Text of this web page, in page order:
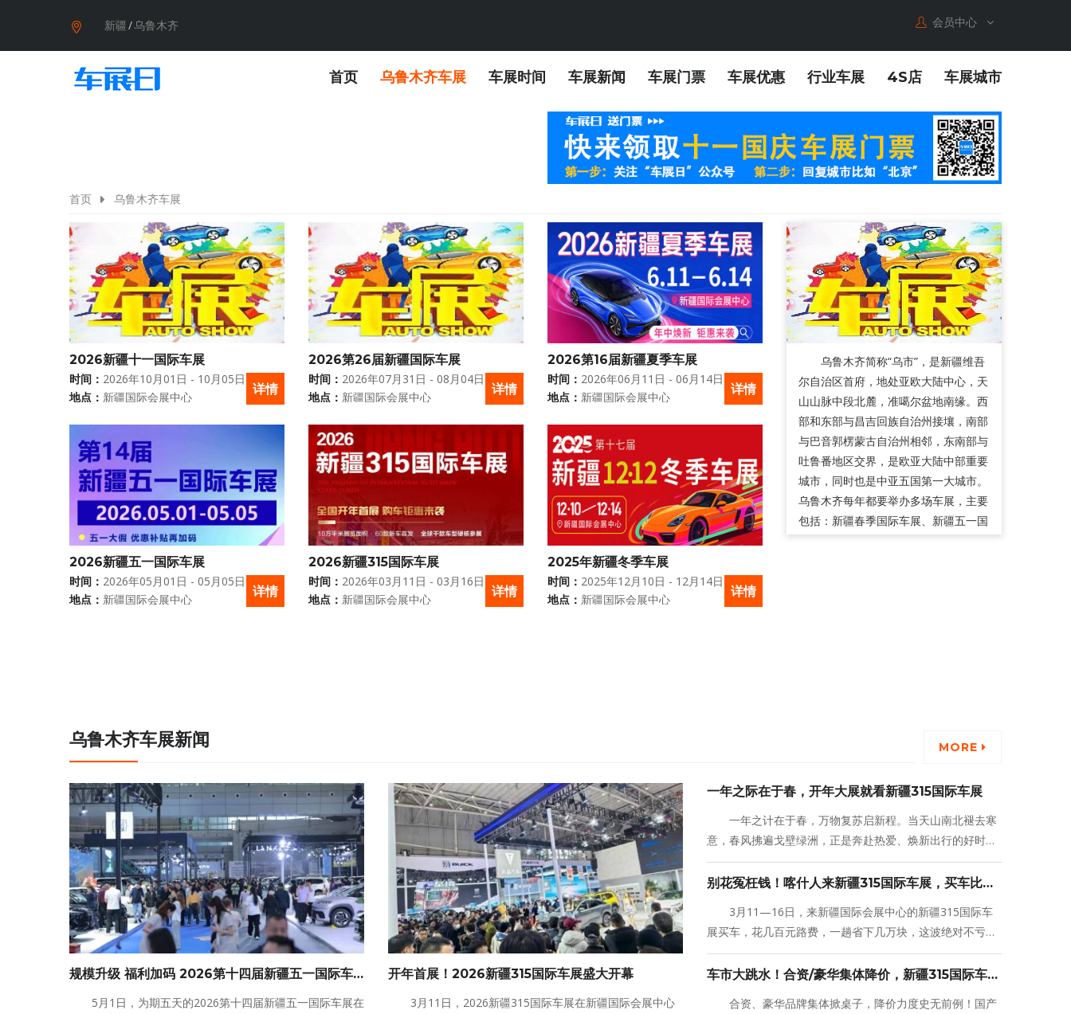
新疆/乌鲁木齐 会员中心
首页 乌鲁木齐车展 车展时间 车展新闻 车展门票 车展优惠 行业车展 4S店 车展城市
首页 乌鲁木齐车展
2026新疆十一国际车展
时间： 2026年10月01日 - 10月05日
地点： 新疆国际会展中心 详情
2026第26届新疆国际车展
时间： 2026年07月31日 - 08月04日
地点： 新疆国际会展中心 详情
2026第16届新疆夏季车展
时间： 2026年06月11日 - 06月14日
地点： 新疆国际会展中心 详情
2026新疆五一国际车展
时间： 2026年05月01日 - 05月05日
地点： 新疆国际会展中心 详情
2026新疆315国际车展
时间： 2026年03月11日 - 03月16日
地点： 新疆国际会展中心 详情
2025年新疆冬季车展
时间： 2025年12月10日 - 12月14日
地点： 新疆国际会展中心 详情
乌鲁木齐简称“乌市”，是新疆维吾
尔自治区首府，地处亚欧大陆中心，天
山山脉中段北麓，准噶尔盆地南缘。西
部和东部与昌吉回族自治州接壤，南部
与巴音郭楞蒙古自治州相邻，东南部与
吐鲁番地区交界，是欧亚大陆中部重要
城市，同时也是中亚五国第一大城市。
乌鲁木齐每年都要举办多场车展，主要
包括：新疆春季国际车展、新疆五一国
际汽车工业博览会、亚欧国际车展、新
乌鲁木齐车展新闻 MORE
规模升级 福利加码 2026第十四届新疆五一国际车
5月1日，为期五天的2026第十四届新疆五一国际车展在
开年首展！2026新疆315国际车展盛大开幕
3月11日，2026新疆315国际车展在新疆国际会展中心
一年之际在于春，开年大展就看新疆315国际车展
一年之计在于春，万物复苏启新程。当天山南北褪去寒
意，春风拂遍戈壁绿洲，正是奔赴热爱、焕新出行的好时
节。3月11日—16日，2026新疆315国际车展将在新疆国际
会展中心盛大启幕。
别花冤枉钱！喀什人来新疆315国际车展，买车比本
3月11—16日，来新疆国际会展中心的新疆315国际车
展买车，花几百元路费，一趟省下几万块，这波绝对不亏！
而且现在车展日平台限时免费赠送此次新疆315国际车展门
票，点击页面下方按钮即可免费领取！
车市大跳水！合资/豪华集体降价，新疆315国际车展
合资、豪华品牌集体掀桌子，降价力度史无前例！国产